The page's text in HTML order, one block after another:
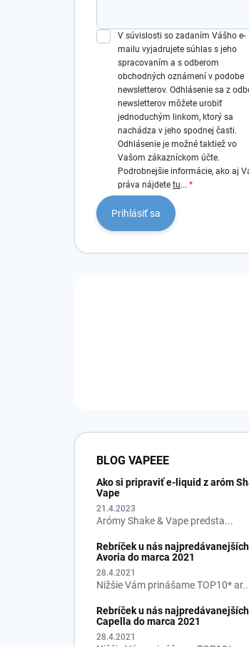
V súvislosti so zadaním Vášho e-
mailu vyjadrujete súhlas s jeho
spracovaním a s odberom
obchodných oznámení v podobe
newsletterov. Odhlásenie sa z
newsletterov môžete urobiť
jednoduchým linkom, ktorý sa
nachádza v jeho spodnej časti.
Odhlásenie je možné taktiež vo
Vašom zákazníckom účte.
Podrobnejšie informácie, ako aj
práva nájdete tu...
Prihlásiť sa
BLOG VAPEEE
Ako si pripraviť e-liquid z aróm
Vape
21.4.2023
Arómy Shake & Vape predsta...
Rebríček u nás
Avoria do marca 2021
28.4.2021
Nižšie Vám prinášame TOP10* ar...
Rebríček u nás
Capella do marca 2021
28.4.2021